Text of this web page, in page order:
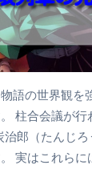
物語の世界観
柱合会議が
治郎（たんじ
実はこれら